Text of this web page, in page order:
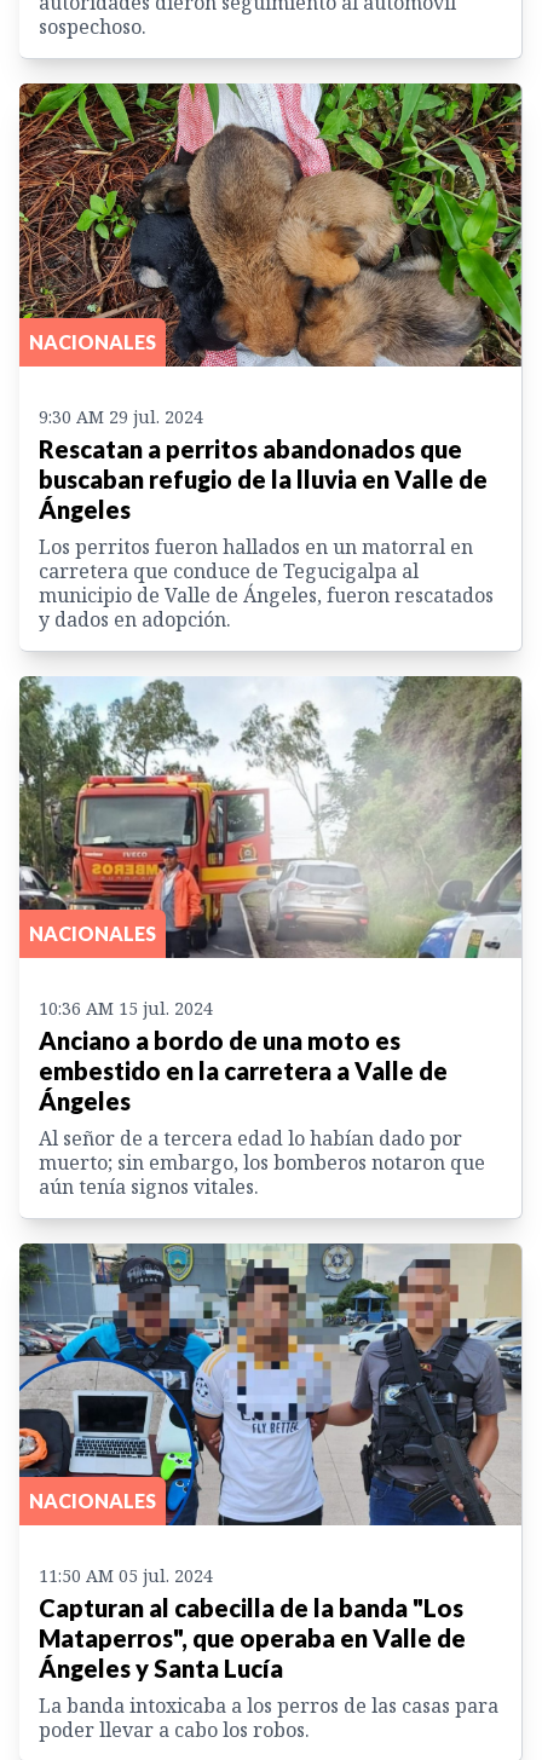
sospechoso.
NACIONALES
9:30 AM 29 jul. 2024
Rescatan a perritos abandonados que
buscaban refugio de la lluvia en Valle de
Ángeles
Los perritos fueron hallados en un matorral en
carretera que conduce de Tegucigalpa al
municipio de Valle de Ángeles, fueron rescatados
y dados en adopción.
NACIONALES
10:36 AM 15 jul. 2024
Anciano a bordo de una moto es
embestido en la carretera a Valle de
Ángeles
Al señor de a tercera edad lo habían dado por
muerto; sin embargo, los bomberos notaron que
aún tenía signos vitales.
NACIONALES
11:50 AM 05 jul. 2024
Capturan al cabecilla de la banda "Los
Mataperros", que operaba en Valle de
Ángeles y Santa Lucía
La banda intoxicaba a los perros de las casas para
poder llevar a cabo los robos.